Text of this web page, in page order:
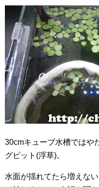
30cmキューブ水槽ではや
グピット(浮草)。
水面が揺れてたら増えな